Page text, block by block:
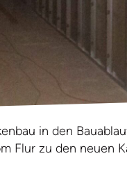
in den
Flur zu den neuen